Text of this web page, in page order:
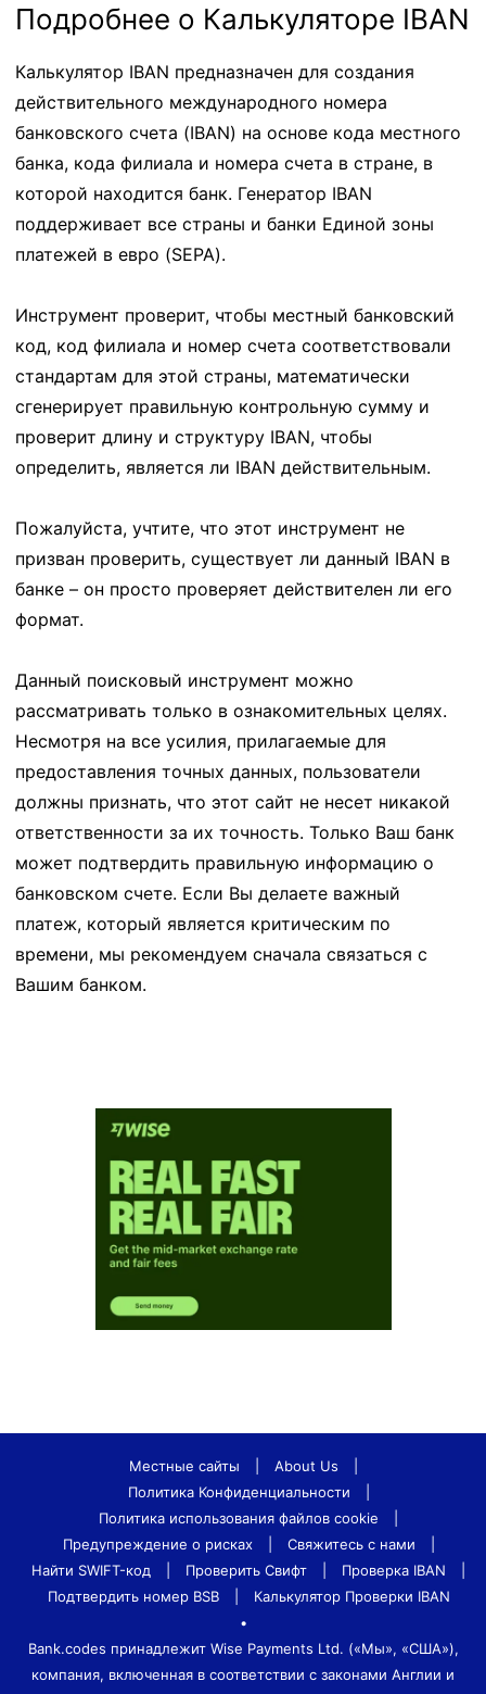
Подробнее о Калькуляторе IBAN
Калькулятор IBAN предназначен для создания
действительного международного номера
банковского счета (IBAN) на основе кода местного
банка, кода филиала и номера счета в стране, в
которой находится банк. Генератор IBAN
поддерживает все страны и банки Единой зоны
платежей в евро (SEPA).
Инструмент проверит, чтобы местный банковский
код, код филиала и номер счета соответствовали
стандартам для этой страны, математически
сгенерирует правильную контрольную сумму и
проверит длину и структуру IBAN, чтобы
определить, является ли IBAN действительным.
Пожалуйста, учтите, что этот инструмент не
призван проверить, существует ли данный IBAN в
банке – он просто проверяет действителен ли его
формат.
Данный поисковый инструмент можно
рассматривать только в ознакомительных целях.
Несмотря на все усилия, прилагаемые для
предоставления точных данных, пользователи
должны признать, что этот сайт не несет никакой
ответственности за их точность. Только Ваш банк
может подтвердить правильную информацию о
банковском счете. Если Вы делаете важный
платеж, который является критическим по
времени, мы рекомендуем сначала связаться с
Вашим банком.
Местные сайты About Us
Политика Конфиденциальности
Политика использования файлов cookie
Предупреждение о рисках
Свяжитесь с нами
Найти SWIFT-код
Проверить Свифт Проверка IBAN
Подтвердить номер BSB
Калькулятор Проверки IBAN
•
Bank.codes принадлежит Wise Payments Ltd. («Мы», «США»),
компания, включенная в соответствии с законами Англии и